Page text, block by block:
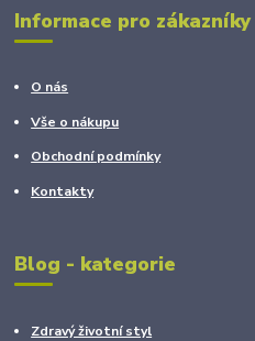
Informace pro zákazníky
O nás
Vše o nákupu
Obchodní podmínky
Kontakty
Blog - kategorie
Zdravý životní styl